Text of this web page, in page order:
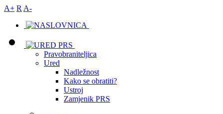
A+ R A-
Pravobraniteljica
Ured
Nadležnost
Kako se obratiti?
Ustroj
Zamjenik PRS